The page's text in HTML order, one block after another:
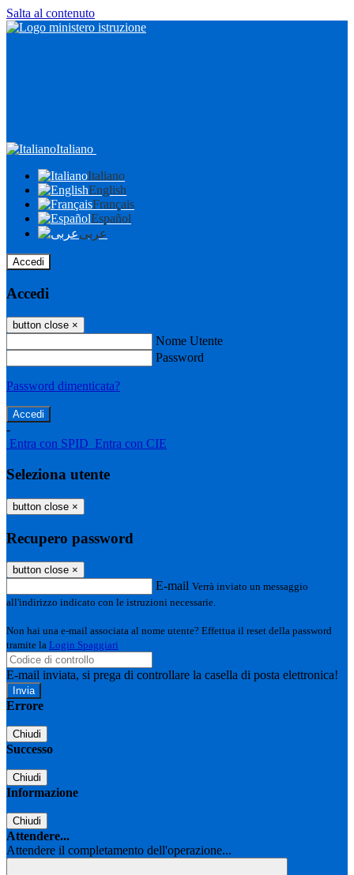
Salta al contenuto
Italiano
Italiano
English
Français
Español
عربى
Accedi
Accedi
button close ×
Nome Utente
Password
Password dimenticata?
-
Entra con SPID Entra con CIE
Seleziona utente
button close ×
Recupero password
button close ×
E-mail Verrà inviato un messaggio
all'indirizzo indicato con le istruzioni necessarie.
Non hai una e-mail associata al nome utente? Effettua il reset della password
tramite la Login Spaggiari
E-mail inviata, si prega di controllare la casella di posta elettronica!
Errore
Chiudi
Successo
Chiudi
Informazione
Chiudi
Attendere...
Attendere il completamento dell'operazione...